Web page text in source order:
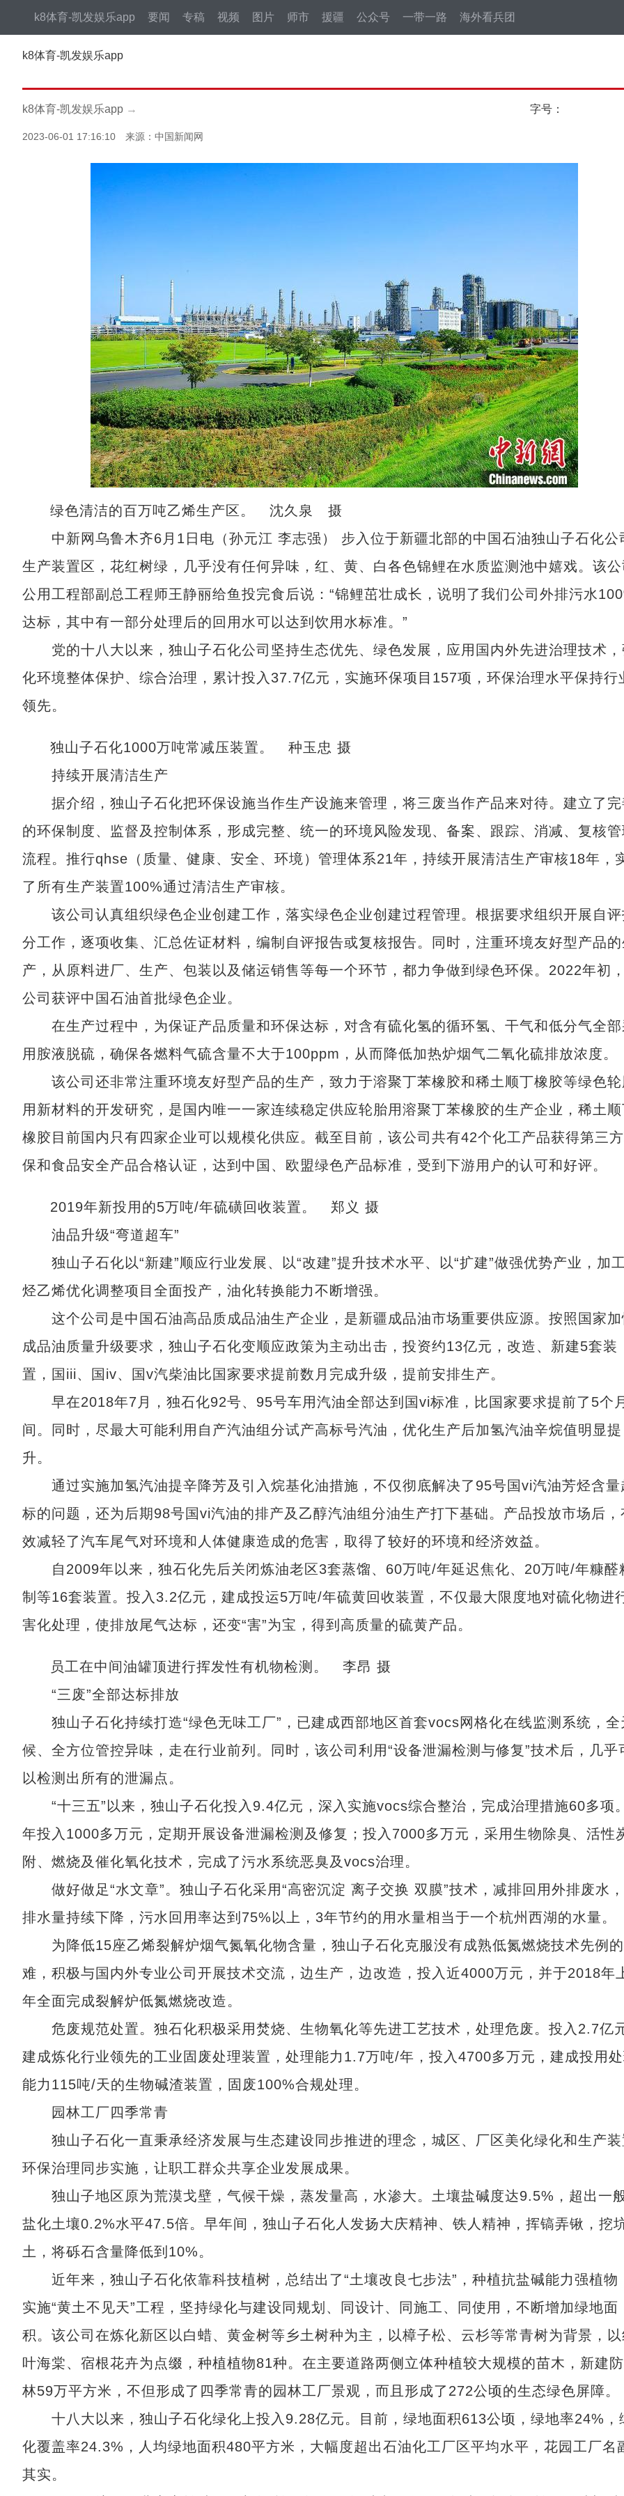
k8体育-凯发娱乐app 要闻 专稿 视频 图片 师市 援疆 公众号 一带一路 海外看兵团
k8体育-凯发娱乐app
k8体育-凯发娱乐app → 字号：
2023-06-01 17:16:10 来源：中国新闻网
绿色清洁的百万吨乙烯生产区。 沈久泉 摄
中新网乌鲁木齐6月1日电（孙元江 李志强） 步入位于新疆北部的中国石油独山子石化公
生产装置区，花红树绿，几乎没有任何异味，红、黄、白各色锦鲤在水质监测池中嬉戏。该公
公用工程部副总工程师王静丽给鱼投完食后说：“锦鲤茁壮成长，说明了我们公司外排污水
达标，其中有一部分处理后的回用水可以达到饮用水标准。”
党的十八大以来，独山子石化公司坚持生态优先、绿色发展，应用国内外先进治理技术，
化环境整体保护、综合治理，累计投入37.7亿元，实施环保项目157项，环保治理水平保持行
领先。
独山子石化1000万吨常减压装置。 种玉忠 摄
持续开展清洁生产
据介绍，独山子石化把环保设施当作生产设施来管理，将三废当作产品来对待。建立了完
的环保制度、监督及控制体系，形成完整、统一的环境风险发现、备案、跟踪、消减、复核管
流程。推行qhse（质量、健康、安全、环境）管理体系21年，持续开展清洁生产审核18年，
了所有生产装置100%通过清洁生产审核。
该公司认真组织绿色企业创建工作，落实绿色企业创建过程管理。根据要求组织开展自评
分工作，逐项收集、汇总佐证材料，编制自评报告或复核报告。同时，注重环境友好型产品的
产，从原料进厂、生产、包装以及储运销售等每一个环节，都力争做到绿色环保。2022年初
公司获评中国石油首批绿色企业。
在生产过程中，为保证产品质量和环保达标，对含有硫化氢的循环氢、干气和低分气全部
用胺液脱硫，确保各燃料气硫含量不大于100ppm，从而降低加热炉烟气二氧化硫排放浓度。
该公司还非常注重环境友好型产品的生产，致力于溶聚丁苯橡胶和稀土顺丁橡胶等绿色轮
用新材料的开发研究，是国内唯一一家连续稳定供应轮胎用溶聚丁苯橡胶的生产企业，稀土顺
橡胶目前国内只有四家企业可以规模化供应。截至目前，该公司共有42个化工产品获得第三
保和食品安全产品合格认证，达到中国、欧盟绿色产品标准，受到下游用户的认可和好评。
2019年新投用的5万吨/年硫磺回收装置。 郑义 摄
油品升级“弯道超车”
独山子石化以“新建”顺应行业发展、以“改建”提升技术水平、以“扩建”做强优势产业，加
烃乙烯优化调整项目全面投产，油化转换能力不断增强。
这个公司是中国石油高品质成品油生产企业，是新疆成品油市场重要供应源。按照国家加
成品油质量升级要求，独山子石化变顺应政策为主动出击，投资约13亿元，改造、新建5套装
置，国iii、国iv、国v汽柴油比国家要求提前数月完成升级，提前安排生产。
早在2018年7月，独石化92号、95号车用汽油全部达到国vi标准，比国家要求提前了5个
间。同时，尽最大可能利用自产汽油组分试产高标号汽油，优化生产后加氢汽油辛烷值明显提
升。
通过实施加氢汽油提辛降芳及引入烷基化油措施，不仅彻底解决了95号国vi汽油芳烃含量
标的问题，还为后期98号国vi汽油的排产及乙醇汽油组分油生产打下基础。产品投放市场后，
效减轻了汽车尾气对环境和人体健康造成的危害，取得了较好的环境和经济效益。
自2009年以来，独石化先后关闭炼油老区3套蒸馏、60万吨/年延迟焦化、20万吨/年糠醛
制等16套装置。投入3.2亿元，建成投运5万吨/年硫黄回收装置，不仅最大限度地对硫化物进
害化处理，使排放尾气达标，还变“害”为宝，得到高质量的硫黄产品。
员工在中间油罐顶进行挥发性有机物检测。 李昂 摄
“三废”全部达标排放
独山子石化持续打造“绿色无味工厂”，已建成西部地区首套vocs网格化在线监测系统，全
候、全方位管控异味，走在行业前列。同时，该公司利用“设备泄漏检测与修复”技术后，几乎
以检测出所有的泄漏点。
“十三五”以来，独山子石化投入9.4亿元，深入实施vocs综合整治，完成治理措施60多项
年投入1000多万元，定期开展设备泄漏检测及修复；投入7000多万元，采用生物除臭、活性
附、燃烧及催化氧化技术，完成了污水系统恶臭及vocs治理。
做好做足“水文章”。独山子石化采用“高密沉淀 离子交换 双膜”技术，减排回用外排废水
排水量持续下降，污水回用率达到75%以上，3年节约的用水量相当于一个杭州西湖的水量。
为降低15座乙烯裂解炉烟气氮氧化物含量，独山子石化克服没有成熟低氮燃烧技术先例的
难，积极与国内外专业公司开展技术交流，边生产，边改造，投入近4000万元，并于2018年
年全面完成裂解炉低氮燃烧改造。
危废规范处置。独石化积极采用焚烧、生物氧化等先进工艺技术，处理危废。投入2.7亿
建成炼化行业领先的工业固废处理装置，处理能力1.7万吨/年，投入4700多万元，建成投用处
能力115吨/天的生物碱渣装置，固废100%合规处理。
园林工厂四季常青
独山子石化一直秉承经济发展与生态建设同步推进的理念，城区、厂区美化绿化和生产装
环保治理同步实施，让职工群众共享企业发展成果。
独山子地区原为荒漠戈壁，气候干燥，蒸发量高，水渗大。土壤盐碱度达9.5%，超出一
盐化土壤0.2%水平47.5倍。早年间，独山子石化人发扬大庆精神、铁人精神，挥镐弄锹，挖
土，将砾石含量降低到10%。
近年来，独山子石化依靠科技植树，总结出了“土壤改良七步法”，种植抗盐碱能力强植物
实施“黄土不见天”工程，坚持绿化与建设同规划、同设计、同施工、同使用，不断增加绿地面
积。该公司在炼化新区以白蜡、黄金树等乡土树种为主，以樟子松、云杉等常青树为背景，以
叶海棠、宿根花卉为点缀，种植植物81种。在主要道路两侧立体种植较大规模的苗木，新建
林59万平方米，不但形成了四季常青的园林工厂景观，而且形成了272公顷的生态绿色屏障。
十八大以来，独山子石化绿化上投入9.28亿元。目前，绿地面积613公顷，绿地率24%，
化覆盖率24.3%，人均绿地面积480平方米，大幅度超出石油化工厂区平均水平，花园工厂名
其实。